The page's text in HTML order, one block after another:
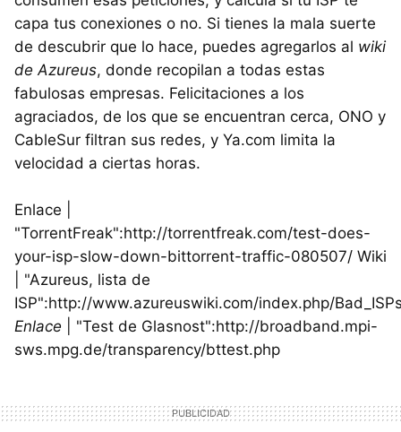
capa tus conexiones o no. Si tienes la mala suerte
de descubrir que lo hace, puedes agregarlos al wiki
de Azureus, donde recopilan a todas estas
fabulosas empresas. Felicitaciones a los
agraciados, de los que se encuentran cerca, ONO y
CableSur filtran sus redes, y Ya.com limita la
velocidad a ciertas horas.
Enlace |
"TorrentFreak":http://torrentfreak.com/test-does-
your-isp-slow-down-bittorrent-traffic-080507/ Wiki
| "Azureus, lista de
ISP":http://www.azureuswiki.com/index.php/
Enlace | "Test de Glasnost":http://broadband.mpi-
sws.mpg.de/transparency/bttest.php